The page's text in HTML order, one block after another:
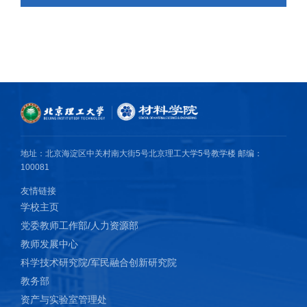
地址：北京海淀区中关村南大街5号北京理工大学5号教学楼 邮编：
100081
友情链接
学校主页
党委教师工作部/人力资源部
教师发展中心
科学技术研究院/军民融合创新研究院
教务部
资产与实验室管理处